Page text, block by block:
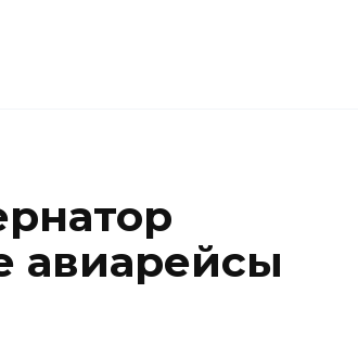
авиарейсы